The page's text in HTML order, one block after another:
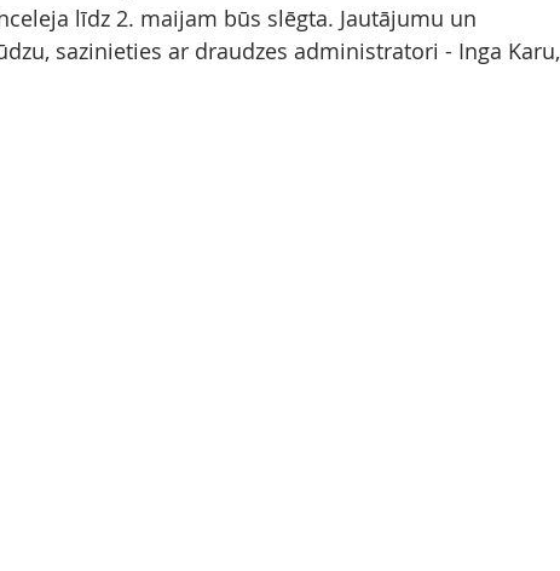
līdz 2. maijam būs slēgta. Jautājumu un
sazinieties ar draudzes administratori - Inga Karu,